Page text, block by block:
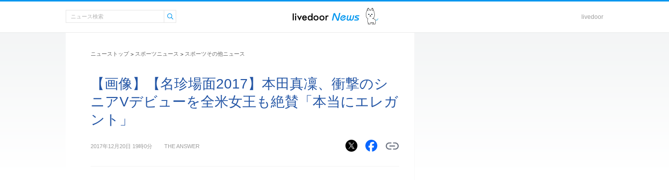
livedoor
ニューストップ > スポーツニュース > スポーツその他ニュース
【画像】【名珍場面2017】本田真凜、衝撃のシ
ニアVデビューを全米女王も絶賛「本当にエレガ
ント」
2017年12月20日 19時0分 THE ANSWER